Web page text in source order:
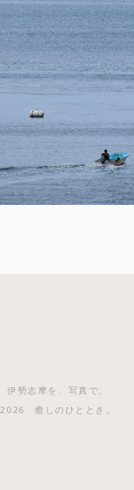
伊勢志摩を、写真で。
2026 癒しのひととき。